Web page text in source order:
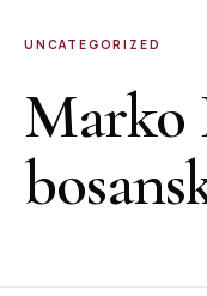
UNCATEGORIZED
Marko